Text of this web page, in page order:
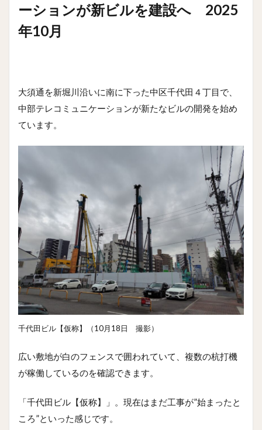
ーションが新ビルを建設へ 2025
年10月
大須通を新堀川沿いに南に下った中区千代田４丁目で、
中部テレコミュニケーションが新たなビルの開発を始め
ています。
千代田ビル【仮称】（10月18日 撮影）
広い敷地が白のフェンスで囲われていて、複数の杭打機
が稼働しているのを確認できます。
「千代田ビル【仮称】」。現在はまだ工事が”始まったと
ころ”といった感じです。